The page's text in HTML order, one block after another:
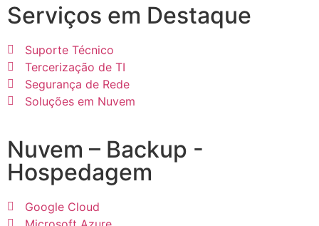
Serviços em Destaque
Suporte Técnico
Tercerização de TI
Segurança de Rede
Soluções em Nuvem
Nuvem – Backup -
Hospedagem
Google Cloud